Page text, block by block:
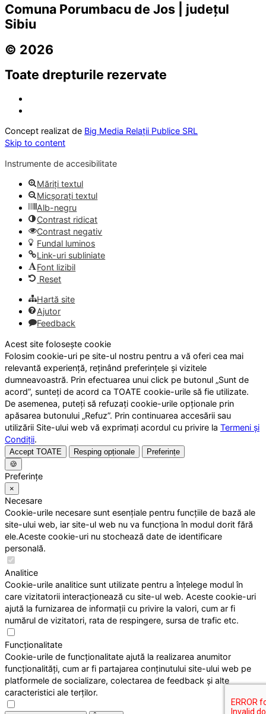
Comuna Porumbacu de Jos | județul
Sibiu
© 2026
Toate drepturile rezervate
Concept realizat de Big Media Relații Publice SRL
Skip to content
Instrumente de accesibilitate
Măriți textul
Micșorați textul
Alb-negru
Contrast ridicat
Contrast negativ
Fundal luminos
Link-uri subliniate
Font lizibil
Reset
Hartă site
Ajutor
Feedback
Acest site folosește cookie
Folosim cookie-uri pe site-ul nostru pentru a vă oferi cea mai
relevantă experiență, reținând preferințele și vizitele
dumneavoastră. Prin efectuarea unui click pe butonul „Sunt de
acord”, sunteți de acord ca TOATE cookie-urile să fie utilizate.
De asemenea, puteți să refuzați cookie-urile opționale prin
apăsarea butonului „Refuz”. Prin continuarea accesării sau
utilizării Site-ului web vă exprimați acordul cu privire la Termeni și
Condiții.
Accept TOATE Resping opționale
Preferințe
🍪
Preferințe
×
Necesare
Cookie-urile necesare sunt esențiale pentru funcțiile de bază ale
site-ului web, iar site-ul web nu va funcționa în modul dorit fără
ele.Aceste cookie-uri nu stochează date de identificare
personală.
Analitice
Cookie-urile analitice sunt utilizate pentru a înțelege modul în
care vizitatorii interacționează cu site-ul web. Aceste cookie-uri
ajută la furnizarea de informații cu privire la valori, cum ar fi
numărul de vizitatori, rata de respingere, sursa de trafic etc.
Funcționalitate
Cookie-urile de funcționalitate ajută la realizarea anumitor
funcționalități, cum ar fi partajarea conținutului site-ului web pe
platformele de socializare, colectarea de feedback și alte
caracteristici ale terților.